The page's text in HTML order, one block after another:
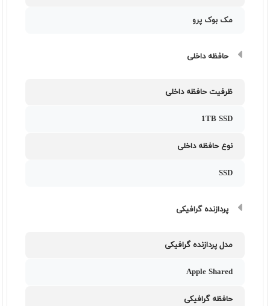
مک بوک پرو
حافظه داخلی
ظرفیت حافظه داخلی
1TB SSD
نوع حافظه داخلی
SSD
پردازنده گرافیکی
مدل پردازنده گرافیکی
Apple Shared
حافظه گرافیکی